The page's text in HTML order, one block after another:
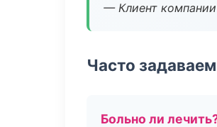
— Клиент компании
Часто
Больно ли